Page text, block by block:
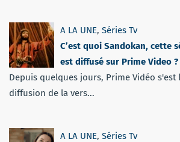
A LA UNE, Séries Tv
C’est quoi Sandokan, cette
est diffusé sur Prime Video ?
Depuis quelques jours, Prime Vidéo s'est
diffusion de la vers...
A LA UNE, Séries Tv